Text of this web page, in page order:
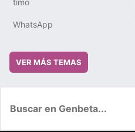
timo
WhatsApp
VER MÁS TEMAS